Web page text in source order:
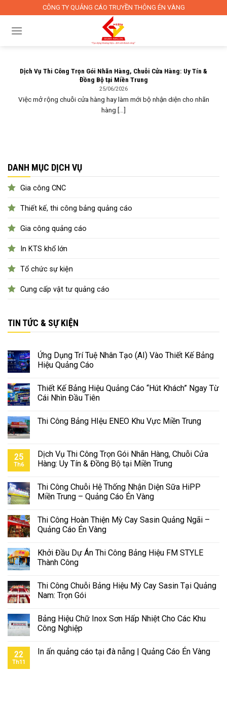
content
CÔNG TY QUẢNG CÁO TRUYỀN THÔNG ÉN VÀNG
Dịch Vụ Thi Công Trọn Gói Nhãn Hàng, Chuỗi Cửa Hàng: Uy Tín &
Đồng Bộ tại Miền Trung
25/06/2026
Việc mở rộng chuỗi cửa hàng hay làm mới bộ nhận diện cho nhãn
hàng [...]
DANH MỤC DỊCH VỤ
Gia công CNC
Thiết kế, thi công bảng quảng cáo
Gia công quảng cáo
In KTS khổ lớn
Tổ chức sự kiện
Cung cấp vật tư quảng cáo
TIN TỨC & SỰ KIỆN
Ứng Dụng Trí Tuệ Nhân Tạo (AI) Vào Thiết Kế Bảng
Hiệu Quảng Cáo
Thiết Kế Bảng Hiệu Quảng Cáo “Hút Khách” Ngay Từ
Cái Nhìn Đầu Tiên
Thi Công Bảng HIệu ENEO Khu Vực Miền Trung
25
Th6
Dịch Vụ Thi Công Trọn Gói Nhãn Hàng, Chuỗi Cửa
Hàng: Uy Tín & Đồng Bộ tại Miền Trung
Thi Công Chuỗi Hệ Thống Nhận Diện Sữa HiPP
Miền Trung – Quảng Cáo Én Vàng
Thi Công Hoàn Thiện Mỳ Cay Sasin Quảng Ngãi –
Quảng Cáo Én Vàng
Khởi Đầu Dự Án Thi Công Bảng Hiệu FM STYLE
Thành Công
Thi Công Chuỗi Bảng Hiệu Mỳ Cay Sasin Tại Quảng
Nam: Trọn Gói
Bảng Hiệu Chữ Inox Sơn Hấp Nhiệt Cho Các Khu
Công Nghiệp
22
Th11
In ấn quảng cáo tại đà nẵng | Quảng Cáo Én Vàng